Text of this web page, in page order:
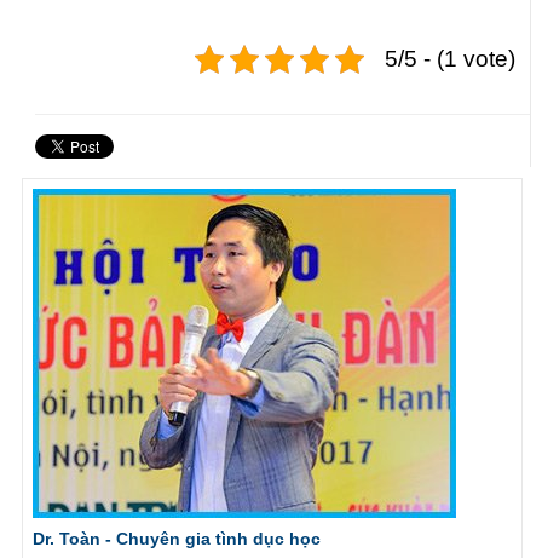
5/5 - (1 vote)
Dr. Toàn - Chuyên gia tình dục học